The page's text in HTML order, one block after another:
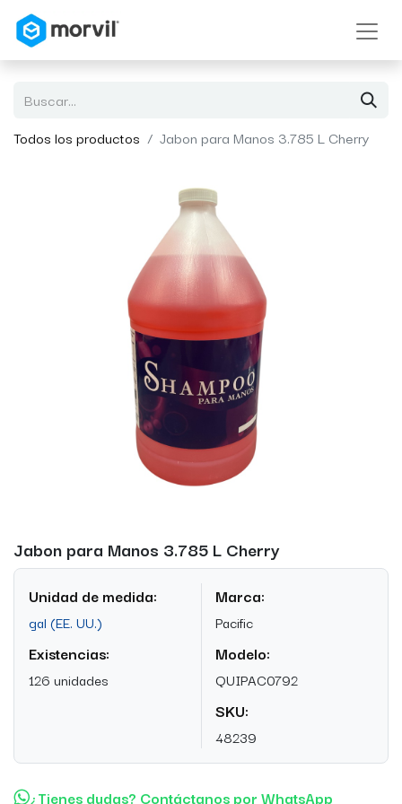
Todos los productos Jabon para Manos 3.785 L Cherry
Jabon para Manos 3.785 L Cherry
Unidad de medida:
gal (EE. UU.)
Existencias:
126 unidades
Marca:
Pacific
Modelo:
QUIPAC0792
SKU:
48239
¿Tienes dudas? Contáctanos por WhatsApp